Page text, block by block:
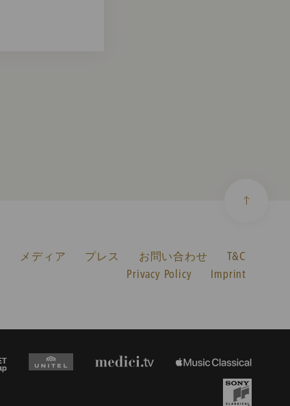
メディア プレス お問い合わせ
T&C
Privacy Policy
Imprint